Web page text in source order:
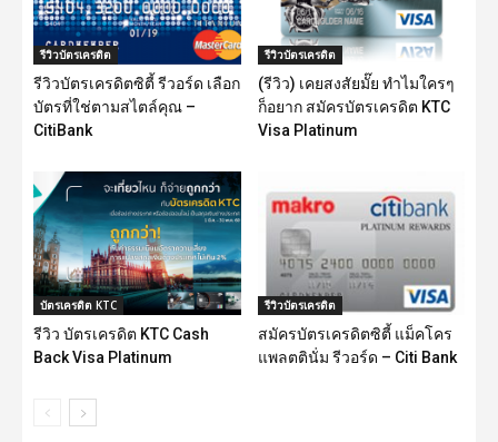
รีวิวบัตรเครดิต
รีวิวบัตรเครดิตซิตี้ รีวอร์ด เลือก
บัตรที่ใช่ตามสไตล์คุณ –
CitiBank
รีวิวบัตรเครดิต
(รีวิว) เคยสงสัยมั๊ย ทำไมใครๆ
ก็อยาก สมัครบัตรเครดิต KTC
Visa Platinum
บัตรเครดิต KTC
รีวิว บัตรเครดิต KTC Cash
Back Visa Platinum
รีวิวบัตรเครดิต
สมัครบัตรเครดิตซิตี้ แม็คโคร
แพลตตินั่ม รีวอร์ด – Citi Bank